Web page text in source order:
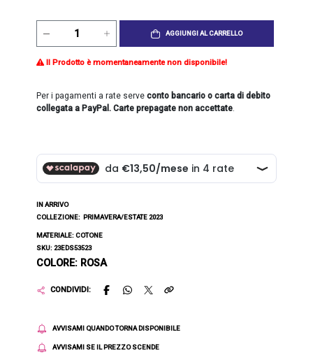
AGGIUNGI AL CARRELLO
Il Prodotto è momentaneamente non disponibile!
Per i pagamenti a rate serveconto bancario o carta di debito
collegata a PayPal. Carte prepagate non accettate.
IN ARRIVO
COLLEZIONE: PRIMAVERA/ESTATE 2023
MATERIALE: COTONE
SKU: 23EDS53523
COLORE: ROSA
CONDIVIDI:
AVVISAMI QUANDO TORNA DISPONIBILE
AVVISAMI SE IL PREZZO SCENDE